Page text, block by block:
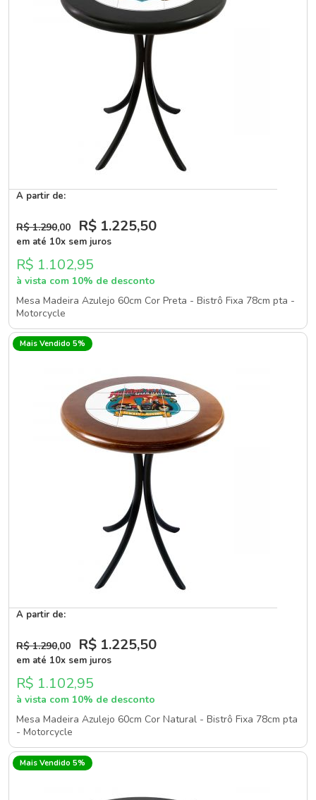
A partir de:
R$ 1.290,00 R$ 1.225,50
em até 10x sem juros
R$ 1.102,95
à vista com 10% de desconto
Mesa Madeira Azulejo 60cm Cor Preta - Bistrô Fixa 78cm pta -
Motorcycle
Mais Vendido 5%
A partir de:
R$ 1.290,00 R$ 1.225,50
em até 10x sem juros
R$ 1.102,95
à vista com 10% de desconto
Mesa Madeira Azulejo 60cm Cor Natural - Bistrô Fixa 78cm pta
- Motorcycle
Mais Vendido 5%